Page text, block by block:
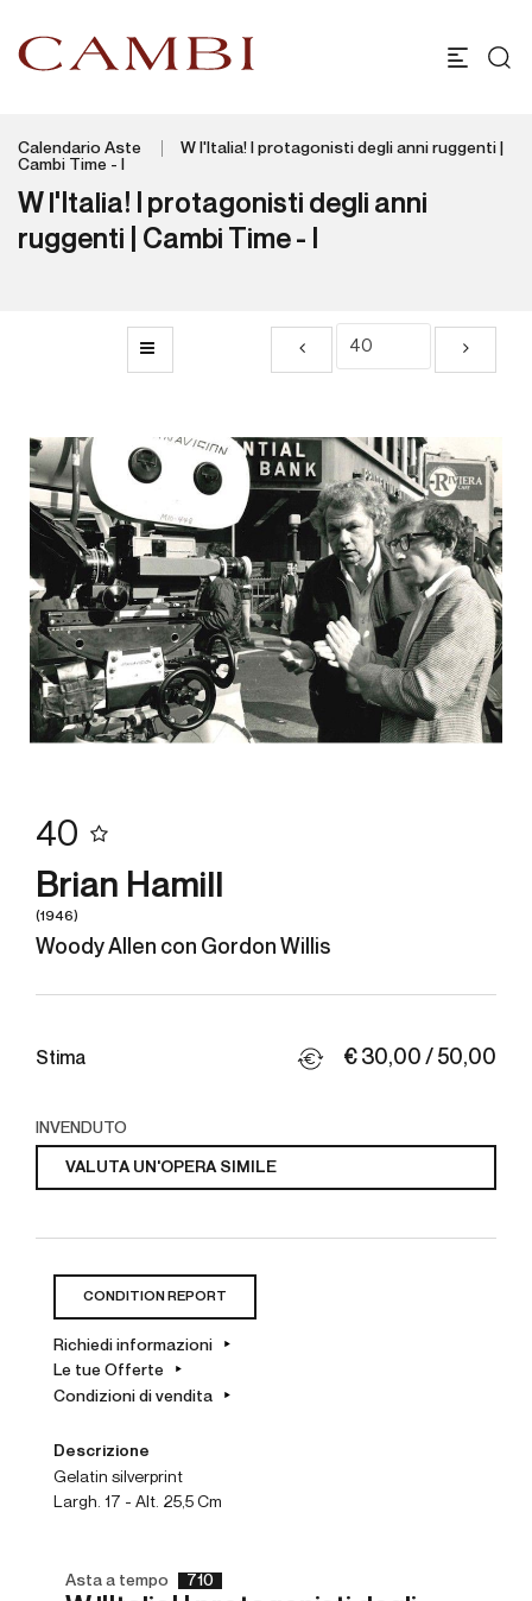
Calendario Aste
W l'Italia! I protagonisti degli anni ruggenti |
Cambi Time - I
W l'Italia! I protagonisti degli anni
ruggenti | Cambi Time - I
40
Woody Allen con Gordon Willis
Brian Hamill
(1946)
€ 30,00 / 50,00
Stima
INVENDUTO
VALUTA UN'OPERA SIMILE
CONDITION REPORT
Richiedi informazioni
Le tue Offerte
Condizioni di vendita
Descrizione
gelatin silverprint
Largh. 17 - Alt. 25,5 Cm
Asta a tempo 710